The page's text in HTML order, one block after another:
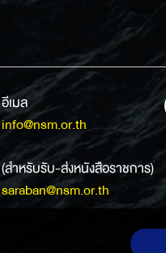
อีเมล
info@nsm.or.th
(สำหรับรับ-ส่งหนังสือราชการ)
saraban@nsm.or.th